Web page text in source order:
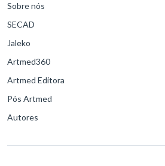
Sobre nós
SECAD
Jaleko
Artmed360
Artmed Editora
Pós Artmed
Autores